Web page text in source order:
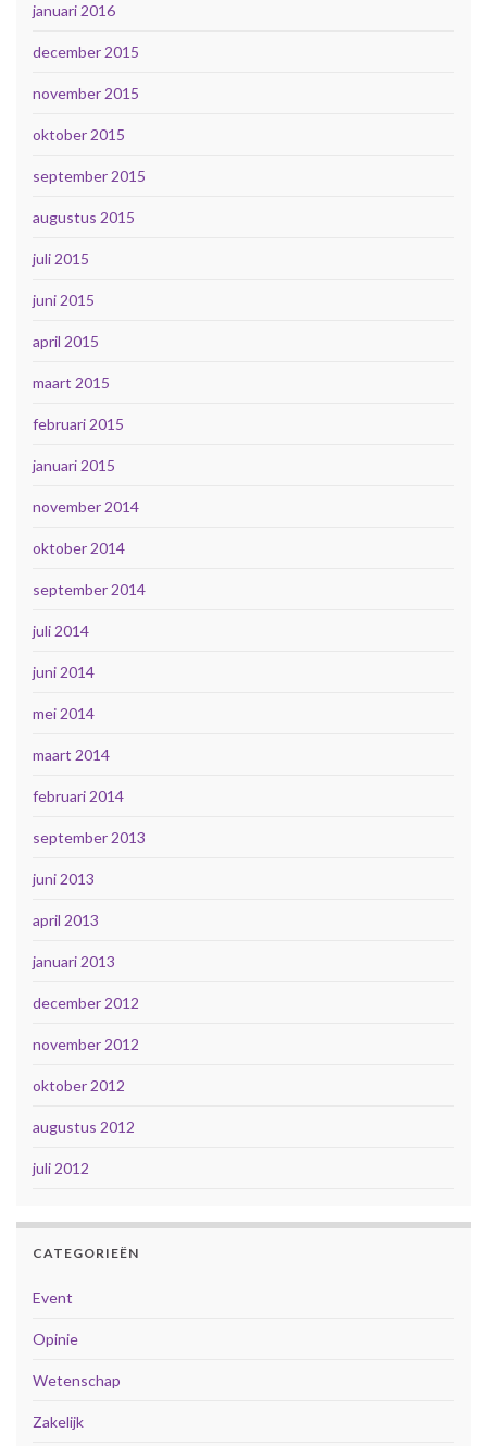
januari 2016
december 2015
november 2015
oktober 2015
september 2015
augustus 2015
juli 2015
juni 2015
april 2015
maart 2015
februari 2015
januari 2015
november 2014
oktober 2014
september 2014
juli 2014
juni 2014
mei 2014
maart 2014
februari 2014
september 2013
juni 2013
april 2013
januari 2013
december 2012
november 2012
oktober 2012
augustus 2012
juli 2012
CATEGORIEËN
Event
Opinie
Wetenschap
Zakelijk